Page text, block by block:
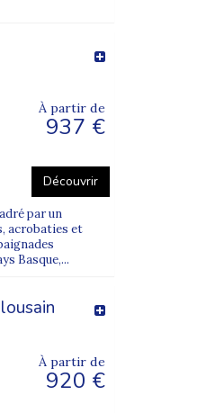
À partir de
937 €
Découvrir
par un
acrobaties et
Basque,...
À partir de
920 €